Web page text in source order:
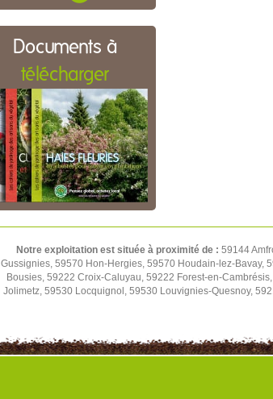
Documents à
télécharger
Notre exploitation est située à proximité de : 59144
Gussignies, 59570 Hon-Hergies, 59570 Houdain-lez-Bavay,
Bousies, 59222 Croix-Caluyau, 59222 Forest-en-
Jolimetz, 59530 Locquignol, 59530 Louvignies-Quesnoy,